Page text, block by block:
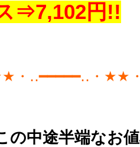
⇒7,102円!!
・‥━━━━━‥・★★
の中途半端なお